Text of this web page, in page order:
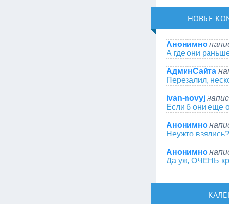
НОВЫЕ
Анонимно
А где они
АдминСайта
Перезалил,
ivan-novyj
Если б они еще
Анонимно
Неужто взялись?
Анонимно
Да уж, ОЧЕНЬ